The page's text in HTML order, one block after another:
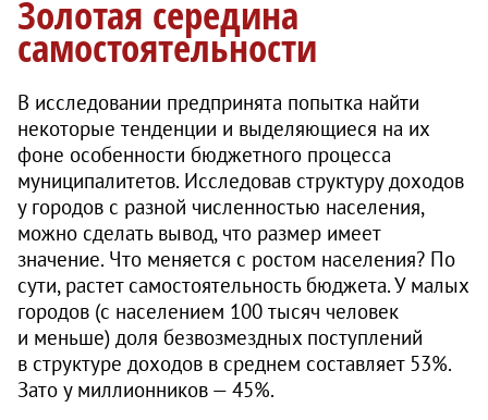
Золотая середина
самостоятельности
В исследовании предпринята попытка найти
некоторые тенденции и выделяющиеся на их
фоне особенности бюджетного процесса
муниципалитетов. Исследовав структуру доходов
у городов с разной численностью населения,
можно сделать вывод, что размер имеет
значение. Что меняется с ростом населения? По
сути, растет самостоятельность бюджета. У малых
городов (с населением 100 тысяч человек
и меньше) доля безвозмездных поступлений
в структуре доходов в среднем составляет 53%.
Зато у миллионников — 45%.